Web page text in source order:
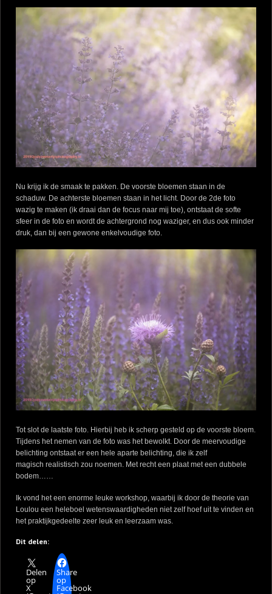
Nu krijg ik de smaak te pakken. De voorste bloemen staan in de
schaduw. De achterste bloemen staan in het licht. Door de 2de foto
wazig te maken (ik draai dan de focus naar mij toe), ontstaat de softe
sfeer in de foto en wordt de achtergrond nog waziger, en dus ook minder
druk, dan bij een gewone enkelvoudige foto.
Tot slot de laatste foto. Hierbij heb ik scherp gesteld op de voorste bloem.
Tijdens het nemen van de foto was het bewolkt. Door de meervoudige
belichting ontstaat er een hele aparte belichting, die ik zelf
magisch realistisch zou noemen. Met recht een plaat met een dubbele
bodem……
Ik vond het een enorme leuke workshop, waarbij ik door de theorie van
Loulou een heleboel wetenswaardigheden niet zelf hoef uit te vinden en
het praktijkgedeelte zeer leuk en leerzaam was.
Dit delen:
Delen
op
X
Share
op
Facebook